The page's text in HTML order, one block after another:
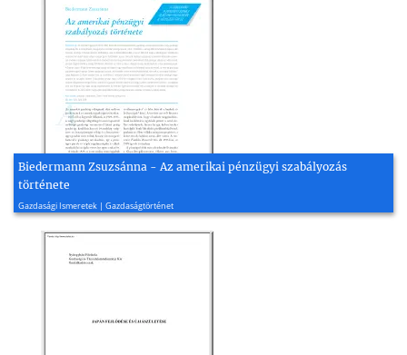
Biedermann Zsuzsánna - Az amerikai pénzügyi szabályozás
története
Gazdasági Ismeretek | Gazdaságtörténet
2012, 18 oldal